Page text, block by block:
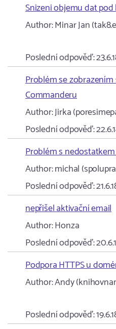
Snizeni objemu dat
Author:Minar Jan
Poslední odpověď:
Problém se
Commanderu
Author:Jirka
Poslední odpověď:
Problém s
Author:michal
Poslední odpověď:
nepřišel aktivační email
Author:Honza
Poslední odpověď:
Podpora HTTPS u
Author:Andy
Poslední odpověď: